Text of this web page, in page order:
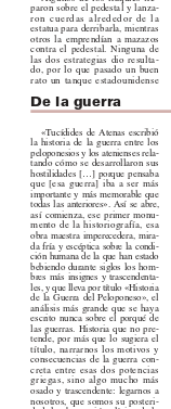
paron sobre el pedestal y lanza-
ron cuerdas alrededor de la
estatua para derribarla, mientras
otros la emprendían a mazazos
contra el pedestal. Ninguna de
las dos estrategias dio resulta-
do, por lo que pasado un buen
rato un tanque estadounidense
De la guerra
«Tucídides de Atenas escribió
la historia de la guerra entre los
peloponesios y los atenienses rela-
tando cómo se desarrollaron sus
hostilidades [...] porque pensaba
que [esa guerra] iba a ser más
importante y más memorable que
todas las anteriores». Así se abre,
así comienza, ese primer monu-
mento de la historiografía, esa
obra maestra imperecedera, mira-
da fría y escéptica sobre la condi-
ción humana de la que han estado
bebiendo durante siglos los hom-
bres más insignes y trascendenta-
les, y que lleva por título «Historia
de la Guerra del Peloponeso», el
análisis más grande que se haya
escrito nunca sobre el porqué de
las guerras. Historia que no pre-
tende, por más que lo sugiera el
título, narrarnos los motivos y
consecuencias de la guerra con-
creta entre esas dos potencias
griegas, sino algo mucho más
osado y trascendente: legarnos a
nosotros, que somos su posteri-